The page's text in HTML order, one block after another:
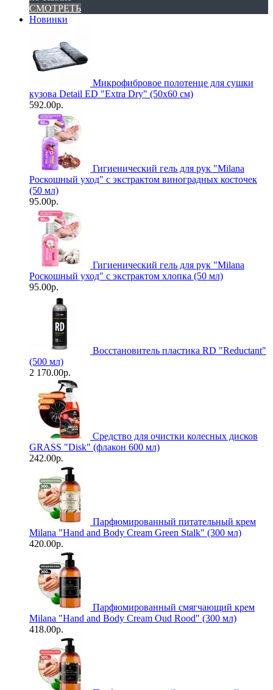
СМОТРЕТЬ
Новинки
Микрофибровое полотенце для сушки
кузова Detail ED "Extra Dry" (50х60 см)
592.00р.
Гигиенический гель для рук "Milanа
Роскошный уход" с экстрактом виноградных косточек
(50 мл)
95.00р.
Гигиенический гель для рук "Milanа
Роскошный уход" с экстрактом хлопка (50 мл)
95.00р.
Восстановитель пластика RD "Reductant"
(500 мл)
2 170.00р.
Средство для очистки колесных дисков
GRASS "Disk" (флакон 600 мл)
242.00р.
Парфюмированный питательный крем
Milana "Hand and Body Cream Green Stalk" (300 мл)
420.00р.
Парфюмированный смягчающий крем
Milana "Hand and Body Cream Oud Rood" (300 мл)
418.00р.